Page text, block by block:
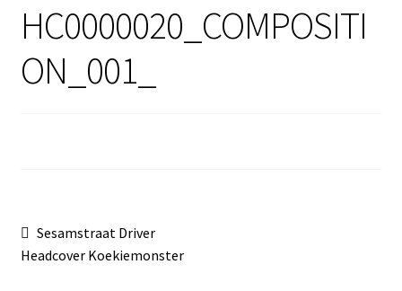
HC0000020_COMPOSITI
ON_001_
Bericht
navigatie
Vorig
bericht:
Sesamstraat Driver
Headcover Koekiemonster